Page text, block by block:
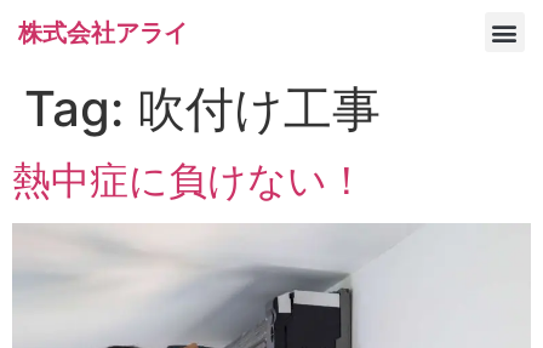
株式会社アライ
Tag: 吹付け工事
熱中症に負けない！